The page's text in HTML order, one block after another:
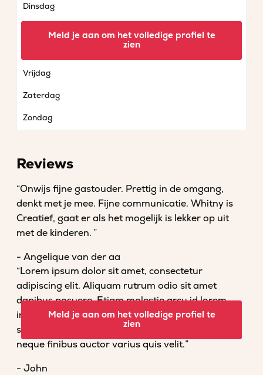
Dinsdag
Vrijdag
Zaterdag
Zondag
Meld je aan om het volledige profiel te
zien
Reviews
“Onwijs fijne gastouder. Prettig in de omgang,
denkt met je mee. Fijne communicatie. Whitny is
Creatief, gaat er als het mogelijk is lekker op uit
met de kinderen. ”
- Angelique van der aa
“Lorem ipsum dolor sit amet, consectetur
adipiscing elit. Aliquam rutrum odio sit amet
dapibus posuere. Etiam molestie arcu id lorem
imperdiet convallis. Fusce venenatis nisl nec dolor
scelerisque tempor. Vestibulum et magna vel
neque finibus auctor varius quis velit.”
- John
Meld je aan om het volledige profiel te
zien